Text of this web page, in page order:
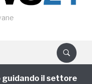
il settore